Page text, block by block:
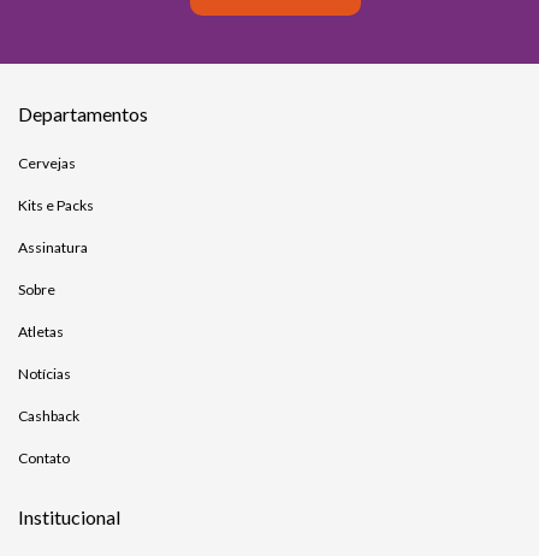
Departamentos
Cervejas
Kits e Packs
Assinatura
Sobre
Atletas
Notícias
Cashback
Contato
Institucional